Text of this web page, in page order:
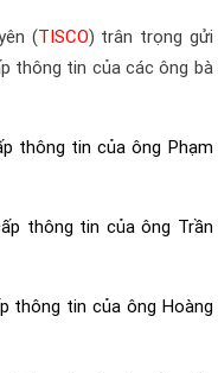
(TISCO) trân trọng gửi
thông tin của các ông bà
thông tin của ông Phạm
thông tin của ông Trần
thông tin của ông Hoàng